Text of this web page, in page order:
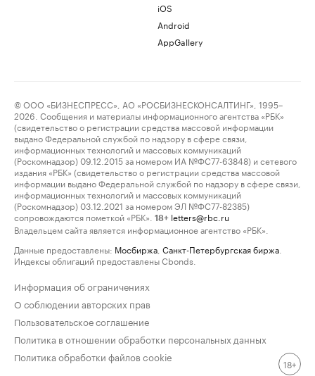
iOS
Android
AppGallery
© ООО «БИЗНЕСПРЕСС», АО «РОСБИЗНЕСКОНСАЛТИНГ», 1995–
2026. Сообщения и материалы информационного агентства «РБК»
(свидетельство о регистрации средства массовой информации
выдано Федеральной службой по надзору в сфере связи,
информационных технологий и массовых коммуникаций
(Роскомнадзор) 09.12.2015 за номером ИА №ФС77-63848) и сетевого
издания «РБК» (свидетельство о регистрации средства массовой
информации выдано Федеральной службой по надзору в сфере связи,
информационных технологий и массовых коммуникаций
(Роскомнадзор) 03.12.2021 за номером ЭЛ №ФС77-82385)
сопровождаются пометкой «РБК».
18+ letters@rbc.ru
Владельцем сайта является информационное агентство «РБК».
Данные предоставлены: Мосбиржа Санкт-Петербургская биржа
Индексы облигаций предоставлены Cbonds.
Информация об ограничениях
О соблюдении авторских прав
Пользовательское соглашение
Политика в отношении обработки персональных данных
Политика обработки файлов cookie
18+